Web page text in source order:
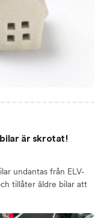
är skrotat!
undantas från ELV-
tillåter äldre bilar att